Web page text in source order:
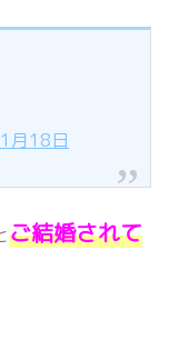
月18日
ご結婚されて